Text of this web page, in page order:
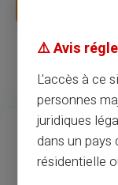
Hágase
13
Años de
⚠️ Avis
L'accès à ce
personnes
juridiques
dans un pays
résidentielle